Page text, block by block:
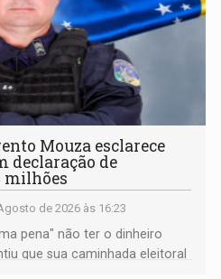
Mouza esclarece
declaração de
milhões
de 2026 às 16:23
pena" não ter o dinheiro
que sua caminhada eleitoral